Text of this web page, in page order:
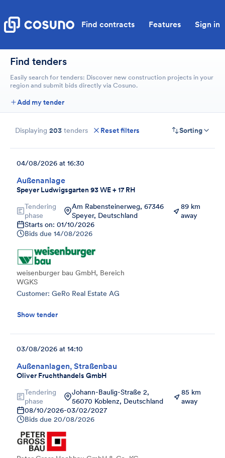
Find contracts Features Sign in
Find tenders
Easily search for tenders: Discover new construction projects in your
region and submit bids directly via Cosuno.
Add my tender
Displaying 203 tenders Reset filters Sorting
Außenanlage
Speyer Ludwigsgarten 93 WE + 17 RH
04/08/2026 at 16:30
Tendering
phase
Am Rabensteinerweg, 67346
Speyer, Deutschland
89 km
away
Starts on: 01/10/2026
Bids due 14/08/2026
weisenburger bau GmbH, Bereich
WGKS
Customer: GeRo Real Estate AG
Show tender
Außenanlagen, Straßenbau
Oliver Fruchthandels GmbH
03/08/2026 at 14:10
Tendering
phase
Johann-Baulig-Straße 2,
56070 Koblenz, Deutschland
85 km
away
08/10/2026-03/02/2027
Bids due 20/08/2026